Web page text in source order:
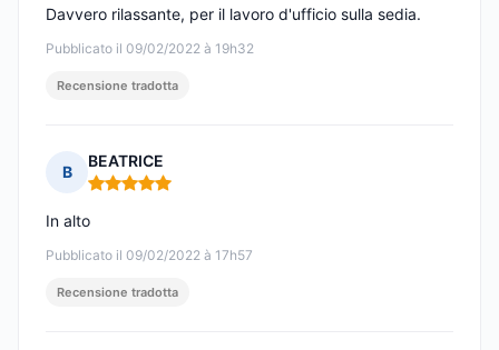
Pubblicato il 09/02/2022 à 19h32
Davvero rilassante, per il lavoro d'ufficio sulla sedia.
Recensione tradotta
B
BEATRICE
Nota: 5 su 5
Pubblicato il 09/02/2022 à 17h57
In alto
Recensione tradotta